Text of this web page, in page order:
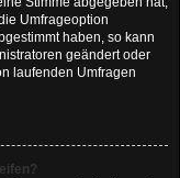
Umfrageoption
haben, so kann
geändert oder
laufenden Umfragen